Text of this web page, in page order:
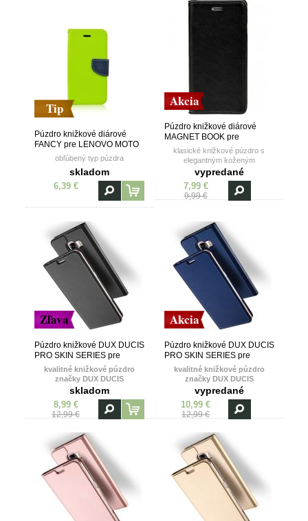
Tip
Púzdro knižkové diárové
FANCY pre LENOVO MOTO
G5s - žlto modré
obľúbený typ púzdra
skladom
6,39 €
Akcia
Púzdro knižkové diárové
MAGNET BOOK pre
LENOVO MOTO G5s - čierne
klasické knižkové púzdro s
elegantným koženým
prešívaním a kvalitným
magnetom
vypredané
7,99 €
9,99 €
Zľava
Púzdro knižkové DUX DUCIS
PRO SKIN SERIES pre
LENOVO MOTO G5s - čierne
kvalitné knižkové púzdro
značky DUX DUCIS
skladom
8,99 €
12,99 €
Akcia
Púzdro knižkové DUX DUCIS
PRO SKIN SERIES pre
LENOVO MOTO G5s - modré
kvalitné knižkové púzdro
značky DUX DUCIS
vypredané
10,99 €
12,99 €